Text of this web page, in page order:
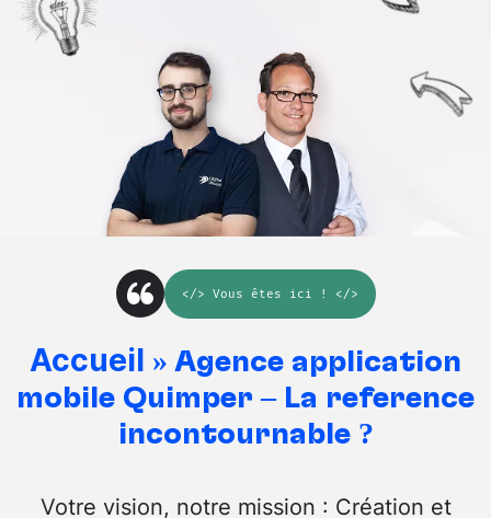
</> Vous êtes ici ! </>
Accueil » Agence application
mobile Quimper – La référence
incontournable ?
Votre vision, notre mission : Création et